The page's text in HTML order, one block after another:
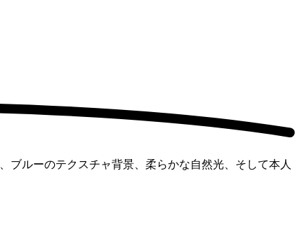
ルーのテクスチャ背景、柔らかな自然光、そして本人